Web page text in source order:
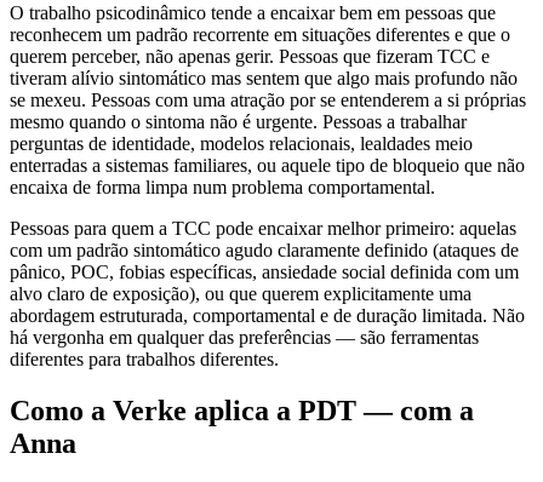
O trabalho psicodinâmico tende a encaixar bem em pessoas que
reconhecem um padrão recorrente em situações diferentes e que o
querem perceber, não apenas gerir. Pessoas que fizeram TCC e
tiveram alívio sintomático mas sentem que algo mais profundo não
se mexeu. Pessoas com uma atração por se entenderem a si próprias
mesmo quando o sintoma não é urgente. Pessoas a trabalhar
perguntas de identidade, modelos relacionais, lealdades meio
enterradas a sistemas familiares, ou aquele tipo de bloqueio que não
encaixa de forma limpa num problema comportamental.
Pessoas para quem a TCC pode encaixar melhor primeiro: aquelas
com um padrão sintomático agudo claramente definido (ataques de
pânico, POC, fobias específicas, ansiedade social definida com um
alvo claro de exposição), ou que querem explicitamente uma
abordagem estruturada, comportamental e de duração limitada. Não
há vergonha em qualquer das preferências — são ferramentas
diferentes para trabalhos diferentes.
Como a Verke aplica a PDT — com a
Anna